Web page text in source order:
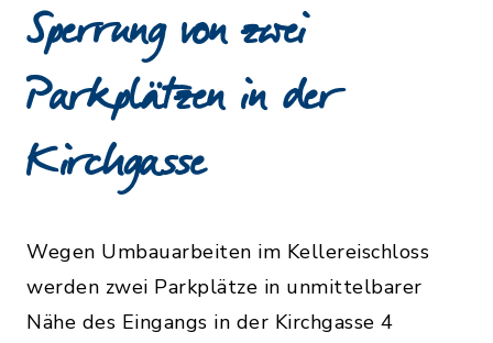
Sperrung von zwei
Parkplätzen in der
Kirchgasse
Wegen Umbauarbeiten im Kellereischloss
werden zwei Parkplätze in unmittelbarer
Nähe des Eingangs in der Kirchgasse 4